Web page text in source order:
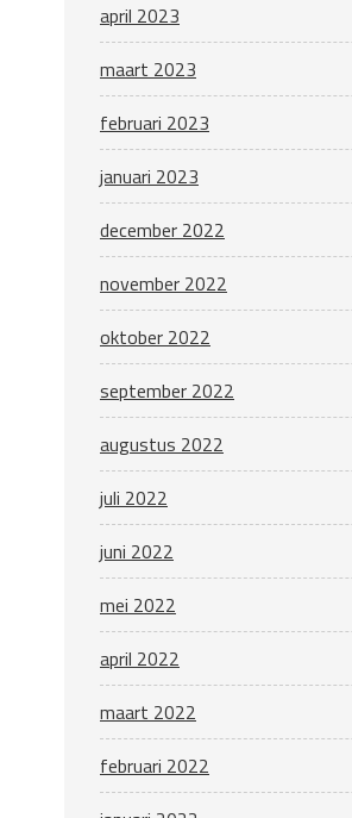
april 2023
maart 2023
februari 2023
januari 2023
december 2022
november 2022
oktober 2022
september 2022
augustus 2022
juli 2022
juni 2022
mei 2022
april 2022
maart 2022
februari 2022